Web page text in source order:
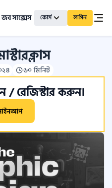
জব সাক্সেস কোর্স লগিন
৬০ মিনিট
/ রেজিস্টার করুন।